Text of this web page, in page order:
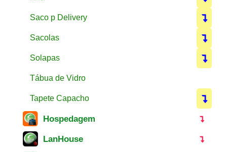
Saco p Delivery
Sacolas
Solapas
Tábua de Vidro
Tapete Capacho
Hospedagem
LanHouse